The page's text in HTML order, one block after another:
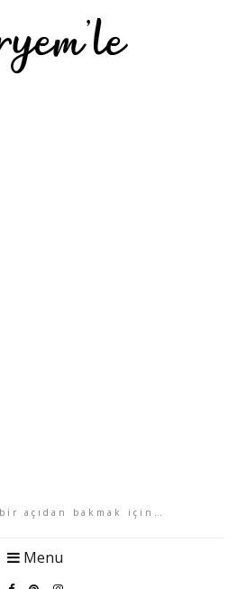
açıdan bakmak için…
Menu